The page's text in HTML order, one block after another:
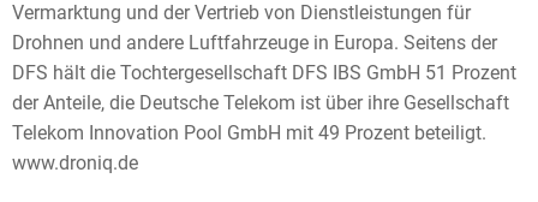
Vermarktung und der Vertrieb von Dienstleistungen für
Drohnen und andere Luftfahrzeuge in Europa. Seitens der
DFS hält die Tochtergesellschaft DFS IBS GmbH 51 Prozent
der Anteile, die Deutsche Telekom ist über ihre Gesellschaft
Telekom Innovation Pool GmbH mit 49 Prozent beteiligt.
www.droniq.de